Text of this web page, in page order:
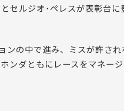
セルジオ･ペレスが表彰台に
ンの中で進み、ミスが許され
ンダともにレースをマネージ